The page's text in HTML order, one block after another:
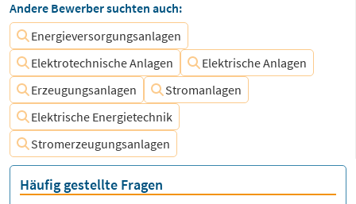
Andere Bewerber suchten auch:
Energieversorgungsanlagen
Elektrotechnische Anlagen
Elektrische Anlagen
Erzeugungsanlagen
Stromanlagen
Elektrische Energietechnik
Stromerzeugungsanlagen
Häufig gestellte Fragen